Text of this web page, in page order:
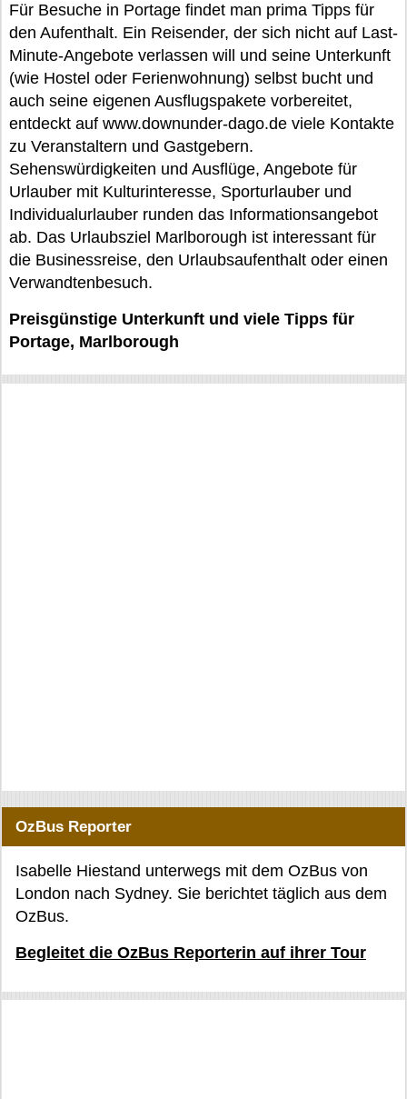
Für Besuche in Portage findet man prima Tipps für
den Aufenthalt. Ein Reisender, der sich nicht auf Last-
Minute-Angebote verlassen will und seine Unterkunft
(wie Hostel oder Ferienwohnung) selbst bucht und
auch seine eigenen Ausflugspakete vorbereitet,
entdeckt auf www.downunder-dago.de viele Kontakte
zu Veranstaltern und Gastgebern.
Sehenswürdigkeiten und Ausflüge, Angebote für
Urlauber mit Kulturinteresse, Sporturlauber und
Individualurlauber runden das Informationsangebot
ab. Das Urlaubsziel Marlborough ist interessant für
die Businessreise, den Urlaubsaufenthalt oder einen
Verwandtenbesuch.
Preisgünstige Unterkunft und viele Tipps für
Portage, Marlborough
OzBus Reporter
Isabelle Hiestand unterwegs mit dem OzBus von
London nach Sydney. Sie berichtet täglich aus dem
OzBus.
Begleitet die OzBus Reporterin auf ihrer Tour